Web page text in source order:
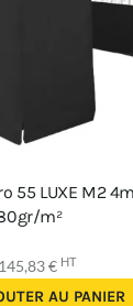
55 LUXE M2
m²
€ HT
AU PANIER